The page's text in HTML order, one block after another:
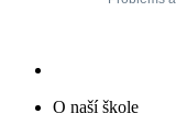
O naší škole